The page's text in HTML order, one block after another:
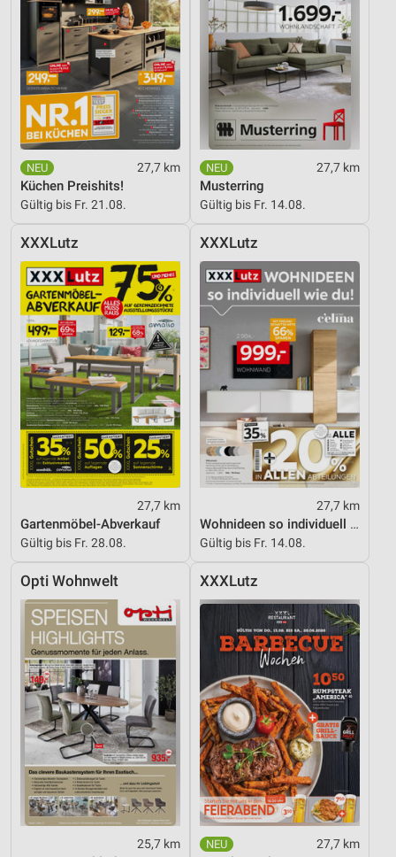
27,7 km
Küchen Preishits!
Gültig bis Fr. 21.08.
27,7 km
Musterring
Gültig bis Fr. 14.08.
XXXLutz
27,7 km
Gartenmöbel-Abverkauf
Gültig bis Fr. 28.08.
XXXLutz
27,7 km
Wohnideen so individuell wie du!
Gültig bis Fr. 14.08.
Opti Wohnwelt
25,7 km
XXXLutz
27,7 km